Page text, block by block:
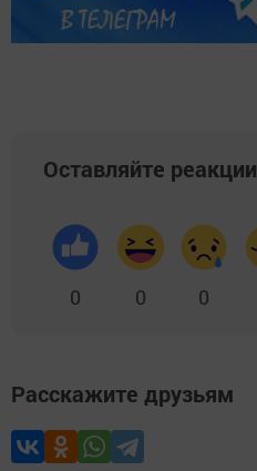
Оставляйте реакции
0 0 0
Расскажите друзьям